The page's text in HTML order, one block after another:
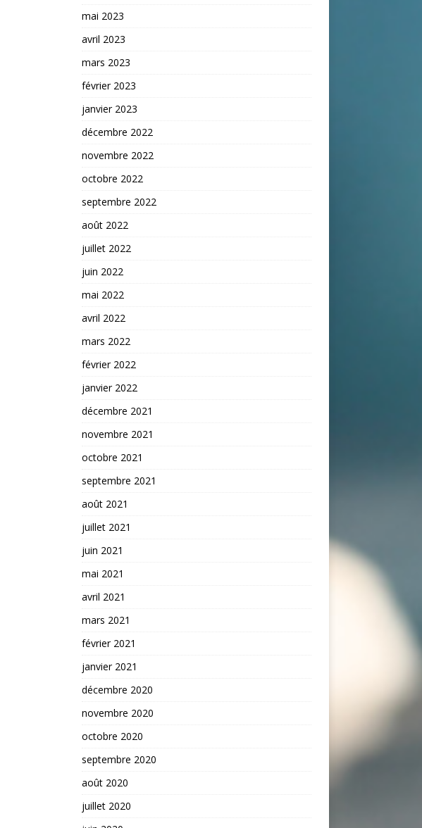
mai 2023
avril 2023
mars 2023
février 2023
janvier 2023
décembre 2022
novembre 2022
octobre 2022
septembre 2022
août 2022
juillet 2022
juin 2022
mai 2022
avril 2022
mars 2022
février 2022
janvier 2022
décembre 2021
novembre 2021
octobre 2021
septembre 2021
août 2021
juillet 2021
juin 2021
mai 2021
avril 2021
mars 2021
février 2021
janvier 2021
décembre 2020
novembre 2020
octobre 2020
septembre 2020
août 2020
juillet 2020